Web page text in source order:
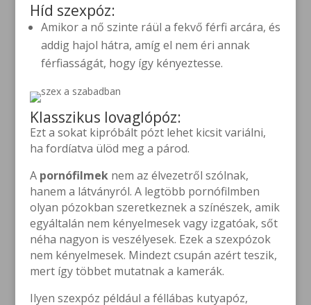
Híd szexpóz:
Amikor a nő szinte ráül a fekvő férfi arcára, és
addig hajol hátra, amíg el nem éri annak
férfiasságát, hogy így kényeztesse.
Klasszikus lovaglópóz:
Ezt a sokat kipróbált pózt lehet kicsit variálni,
ha fordíatva ülöd meg a párod.
A pornófilmeknem az élvezetről szólnak,
hanem a látványról. A legtöbb pornófilmben
olyan pózokban szeretkeznek a színészek, amik
egyáltalán nem kényelmesek vagy izgatóak, sőt
néha nagyon is veszélyesek. Ezek a szexpózok
nem kényelmesek. Mindezt csupán azért teszik,
mert így többet mutatnak a kamerák.
Ilyen szexpóz például a féllábas kutyapóz,